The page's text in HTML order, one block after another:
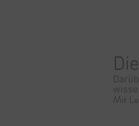
Mit